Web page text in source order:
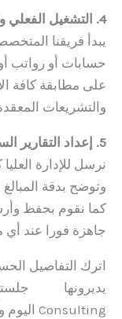
4. التشغيل الفعلي والمتابعة المستمرة
يبدأ فريقنا
حسابات أو رواتب
على مطابقة كافة
والتشريعات
5. إعداد التقارير السنوية والشهرية
نرسل للإدارة
وتوضح بدقة
كما نقوم بحفظ
جاهزة فورا عند أي
اترك التفاصيل
يديرونها
Consulting اليوم واكتشف الفرق بنفسك.